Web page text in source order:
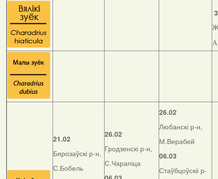
21.02
Бярозаўскі р-н,
С.Бобель
26.02
Гродзенскі р-н,
С.Чарапіца
26.02
Любанскі р-н,
М.Верабей
06.03
Стаўбцоўскіі р-